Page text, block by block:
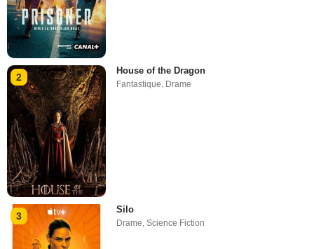
2
House of the Dragon
Fantastique Drame
3
Silo
Drame,Science Fiction